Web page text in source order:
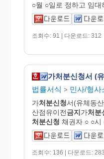
○월 ○일로 정하고 임대
조회수: 91 | 다운로드: 312
가처분신청서 (
법률서식 > 민사/형사
가처분신청서(유체동
산점유이전금지가처분
처분신청 채권자 ○ ○시
조회수: 136 | 다운로드: 283